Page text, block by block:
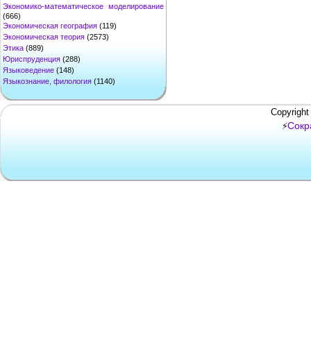
Экономико-математическое моделирование
(666)
Экономическая география (119)
Экономическая теория (2573)
Этика (889)
Юриспруденция (288)
Языковедение (148)
Языкознание, филология (1140)
⚡